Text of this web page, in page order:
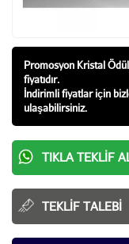
Promosyon Kristal Ödül
fiyatıdır.
İndirimli fiyatlar için
ulaşabilirsiniz.
TIKLA TEKLIF
TEKLIF TALEBI